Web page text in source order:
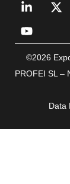
©2026
PROFEI SL –
Data